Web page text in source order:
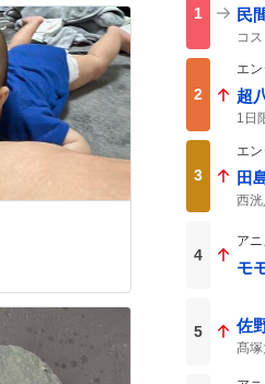
1 民
コ
2
エン
超
1日
3
エン
田
西洸
4
ア
モ
5 佐
髙